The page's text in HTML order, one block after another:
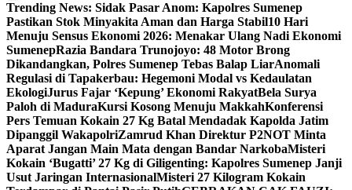
Trending News: Sidak Pasar Anom: Kapolres Sumenep
Pastikan Stok Minyakita Aman dan Harga Stabil10 Hari
Menuju Sensus Ekonomi 2026: Menakar Ulang Nadi Ekonomi
SumenepRazia Bandara Trunojoyo: 48 Motor Brong
Dikandangkan, Polres Sumenep Tebas Balap LiarAnomali
Regulasi di Tapakerbau: Hegemoni Modal vs Kedaulatan
EkologiJurus Fajar ‘Kepung’ Ekonomi RakyatBela Surya
Paloh di MaduraKursi Kosong Menuju MakkahKonferensi
Pers Temuan Kokain 27 Kg Batal Mendadak Kapolda Jatim
Dipanggil WakapolriZamrud Khan Direktur P2NOT Minta
Aparat Jangan Main Mata dengan Bandar NarkobaMisteri
Kokain ‘Bugatti’ 27 Kg di Giligenting: Kapolres Sumenep Janji
Usut Jaringan InternasionalMisteri 27 Kilogram Kokain